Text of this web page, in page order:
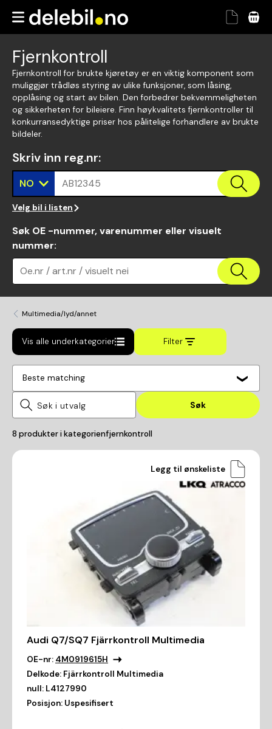
Fjernkontroll
Fjernkontroll for brukte kjøretøy er en viktig komponent som
muliggjør trådløs styring av ulike funksjoner, som låsing,
opplåsing og start av bilen. Den forbedrer bekvemmeligheten
og sikkerheten for bileiere. Finn høykvalitets fjernkontroller til
konkurransedyktige priser hos pålitelige forhandlere av brukte
bildeler.
Skriv inn reg.nr:
NO AB12345
Velg bil i listen
Søk OE -nummer, varenummer eller visuelt
nummer:
Oe.nr / art.nr / visuelt nei
Multimedia/lyd/annet
Vis alle underkategorier Filter
Beste matching
Søk
8 produkter i kategorienfjernkontroll
Legg til ønskeliste
Audi Q7/SQ7 Fjärrkontroll Multimedia
OE-nr: 4M0919615H
Delkode: Fjärrkontroll Multimedia
null: L4127990
Posisjon: Uspesifisert